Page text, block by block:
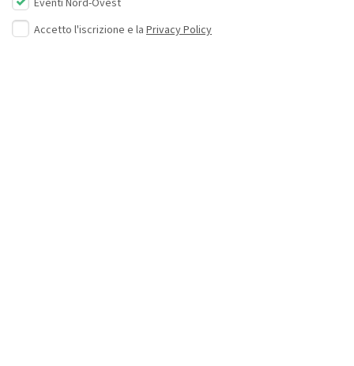
Eventi Nord-Ovest
Accetto l'iscrizione e la Privacy Policy